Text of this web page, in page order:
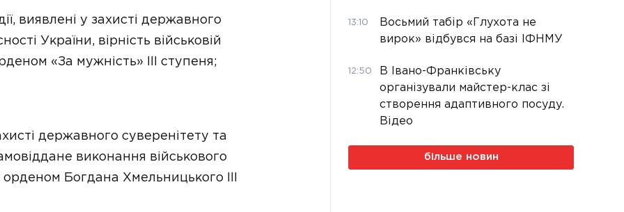
виявлені у захисті державного
України, вірність військовій
«За мужність» ІІІ ступеня;
державного суверенітету та
виконання військового
Богдана Хмельницького ІІІ
13:10
Восьмий табір «Глухота не
вирок» відбувся на базі ІФНМУ
12:50
В Івано-Франківську
організували майстер-клас зі
створення адаптивного посуду.
Відео
більше новин